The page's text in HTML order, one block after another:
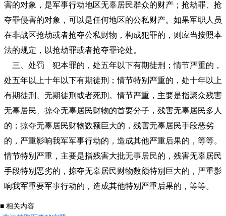
害的对象，是军事行动地区无辜居民群众的财产；抢劫罪、抢
夺罪侵害的对象，可以是任何地区的公私财产。如果军职人员
在非战区抢劫或者抢夺公私财物，构成犯罪的，则应当按照本
法的规定，以抢劫罪或者抢夺罪论处。
三、处罚 犯本罪的，处五年以下有期徒刑；情节严重的，
处五年以上十年以下有期徒刑；情节特别严重的，处十年以上
有期徒刑、无期徒刑或者死刑。情节严重，主要是指聚众残害
无辜居民、掠夺无辜居民财物的首要分子，残害无辜居民多人
的；掠夺无辜居民财物数额巨大的，残害无辜居民手段恶劣
的，严重影响我军军事行动的，造成其他严重后果的，等等。
情节特别严重，主要是指残害大批无事居民的，残害无辜居民
手段特别恶劣的，掠夺无辜居民财物数额特别巨大的，严重影
响我军重要军事行动的，造成其他特别严重后果的，等等。
■ 相关内容